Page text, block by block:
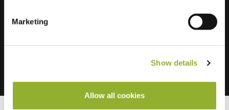
Marketing
Show details
Allow all cookies